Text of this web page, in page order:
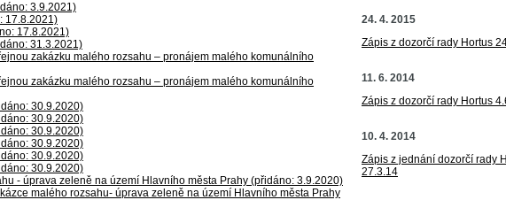
3.9.2021)
17.8.2021)
17.8.2021)
31.3.2021)
zakázku malého rozsahu – pronájem malého komunálního
zakázku malého rozsahu – pronájem malého komunálního
30.9.2020)
30.9.2020)
30.9.2020)
30.9.2020)
30.9.2020)
30.9.2020)
- úprava zeleně na území Hlavního města Prahy (přidáno: 3.9.2020)
malého rozsahu- úprava zeleně na území Hlavního města Prahy
24. 4. 2015
Zápis z dozorčí rady Hortus
11. 6. 2014
Zápis z dozorčí rady Hortus
10. 4. 2014
Zápis z jednání dozorčí rady
27.3.14